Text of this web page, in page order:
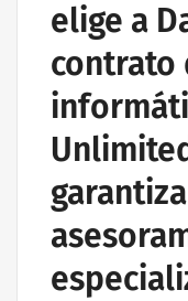
elige a
contrato